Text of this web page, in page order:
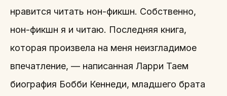
нравится читать нон-фикшн. Собственно,
нон-фикшн я и читаю. Последняя книга,
которая произвела на меня неизгладимое
впечатление, — написанная Ларри Таем
биография Бобби Кеннеди, младшего брата